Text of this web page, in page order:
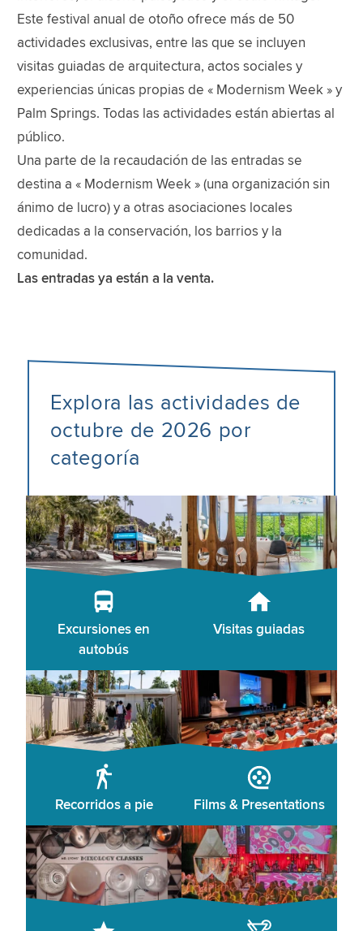
Este festival anual de otoño ofrece más de 50
actividades exclusivas, entre las que se incluyen
visitas guiadas de arquitectura, actos sociales y
experiencias únicas propias de « Modernism Week » y
Palm Springs. Todas las actividades están abiertas al
público.
Una parte de la recaudación de las entradas se
destina a « Modernism Week » (una organización sin
ánimo de lucro) y a otras asociaciones locales
dedicadas a la conservación, los barrios y la
comunidad.
Las entradas ya están a la venta.
Explora las actividades de
octubre de 2026 por
categoría
Excursiones en
autobús
Visitas guiadas
Recorridos a pie Films & Presentations